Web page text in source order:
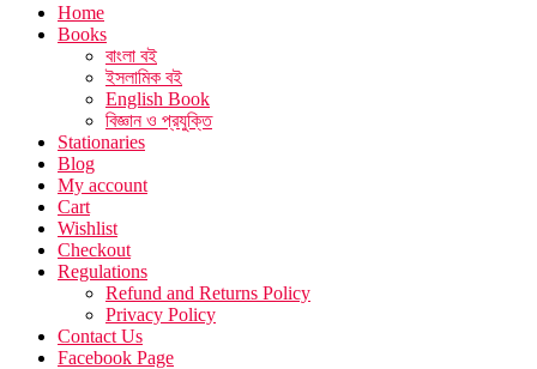
Home
Books
বাংলা বই
ইসলামিক বই
English Book
বিজ্ঞান ও প্রযুক্তি
Stationaries
Blog
My account
Cart
Wishlist
Checkout
Regulations
Refund and Returns Policy
Privacy Policy
Contact Us
Facebook Page